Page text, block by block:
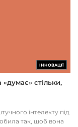
ІННОВАЦІЇ
стільки,
інтелекту під
так, щоб вона